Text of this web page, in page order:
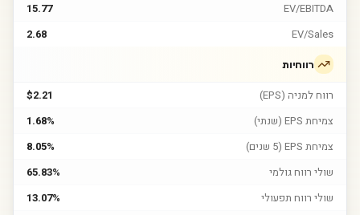
EV/EBITDA
15.77
EV/Sales
2.68
רווחיות
רווח למניה (EPS)
$2.21
צמיחת EPS (שנתי)
1.68%
צמיחת EPS (5 שנים)
8.05%
שולי רווח גולמי
65.83%
שולי רווח תפעולי
13.07%